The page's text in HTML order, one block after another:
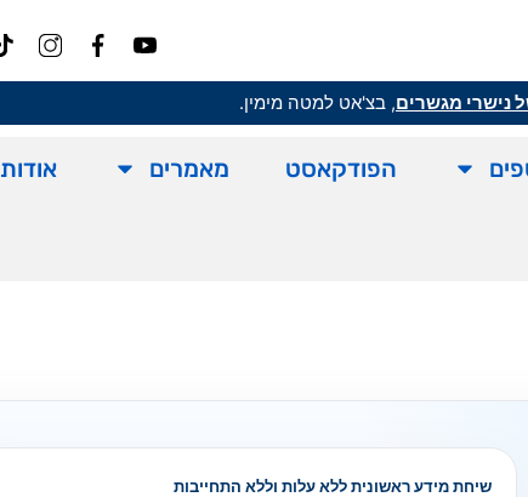
נישרי מגשרים, בצ'אט למטה מימין.
הפודקאסט מאמרים אודות
שיחת מידע ראשונית ללא עלות וללא התחייבות